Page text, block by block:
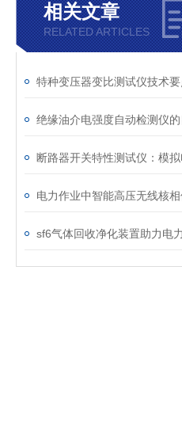
相关文章
RELATED ARTICLES